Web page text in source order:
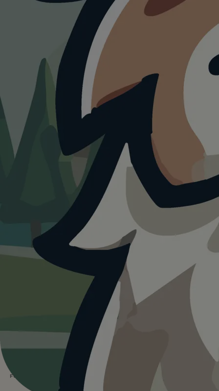
Restaurant
Kornblume
Heute ist ein guter Tagfür Restaurant
Kornblume.
25°C und bedeckt. Kein Regen und kein direktes
Sonnenlicht. Für Hunde oft die angenehmsten
Bedingungen. Wasser ist vor Ort.
OpenWeatherMap
25
FÜR EUCH RELEVANT Wasser vor Ort Schatten